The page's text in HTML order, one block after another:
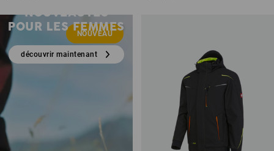
NOUVEAU
NOUVEAUTÉS
POUR LES FEMMES
découvrir maintenant